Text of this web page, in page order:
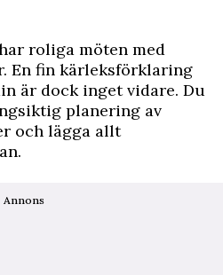
roliga möten med
En fin kärleksförklaring
är dock inget vidare. Du
planering av
och lägga allt
Annons